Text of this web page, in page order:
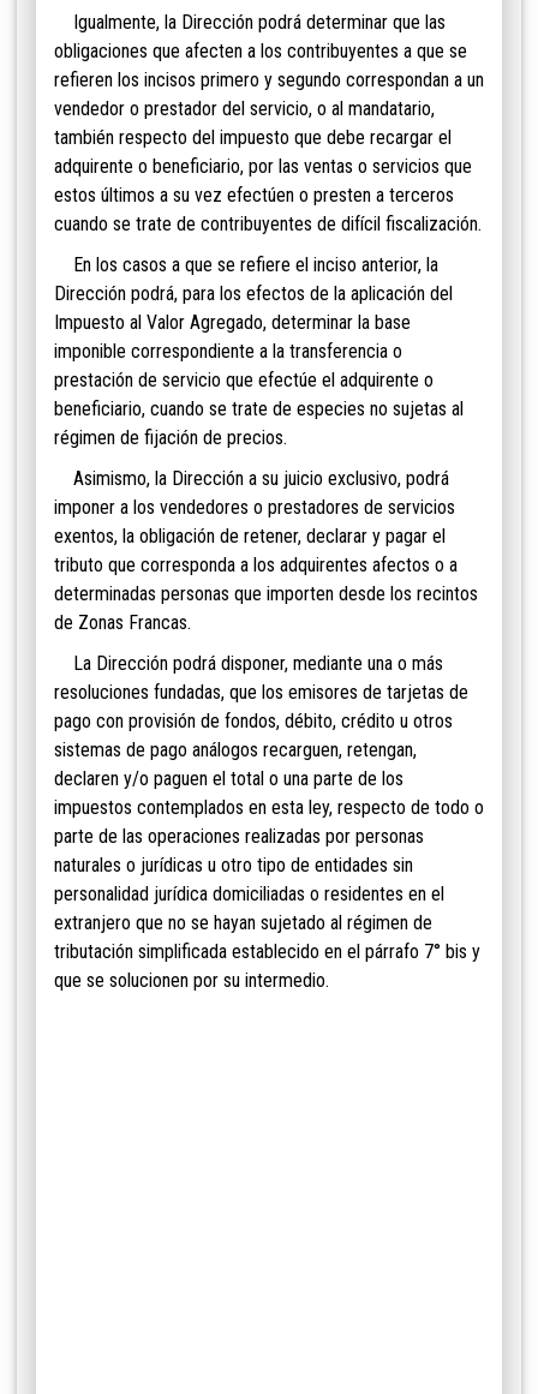
Igualmente, la Dirección podrá determinar que las
obligaciones que afecten a los contribuyentes a que se
refieren los incisos primero y segundo correspondan a un
vendedor o prestador del servicio, o al mandatario,
también respecto del impuesto que debe recargar el
adquirente o beneficiario, por las ventas o servicios que
estos últimos a su vez efectúen o presten a terceros
cuando se trate de contribuyentes de difícil fiscalización.
En los casos a que se refiere el inciso anterior, la
Dirección podrá, para los efectos de la aplicación del
Impuesto al Valor Agregado, determinar la base
imponible correspondiente a la transferencia o
prestación de servicio que efectúe el adquirente o
beneficiario, cuando se trate de especies no sujetas al
régimen de fijación de precios.
Asimismo, la Dirección a su juicio exclusivo, podrá
imponer a los vendedores o prestadores de servicios
exentos, la obligación de retener, declarar y pagar el
tributo que corresponda a los adquirentes afectos o a
determinadas personas que importen desde los recintos
de Zonas Francas.
La Dirección podrá disponer, mediante una o más
resoluciones fundadas, que los emisores de tarjetas de
pago con provisión de fondos, débito, crédito u otros
sistemas de pago análogos recarguen, retengan,
declaren y/o paguen el total o una parte de los
impuestos contemplados en esta ley, respecto de todo o
parte de las operaciones realizadas por personas
naturales o jurídicas u otro tipo de entidades sin
personalidad jurídica domiciliadas o residentes en el
extranjero que no se hayan sujetado al régimen de
tributación simplificada establecido en el párrafo 7° bis y
que se solucionen por su intermedio.